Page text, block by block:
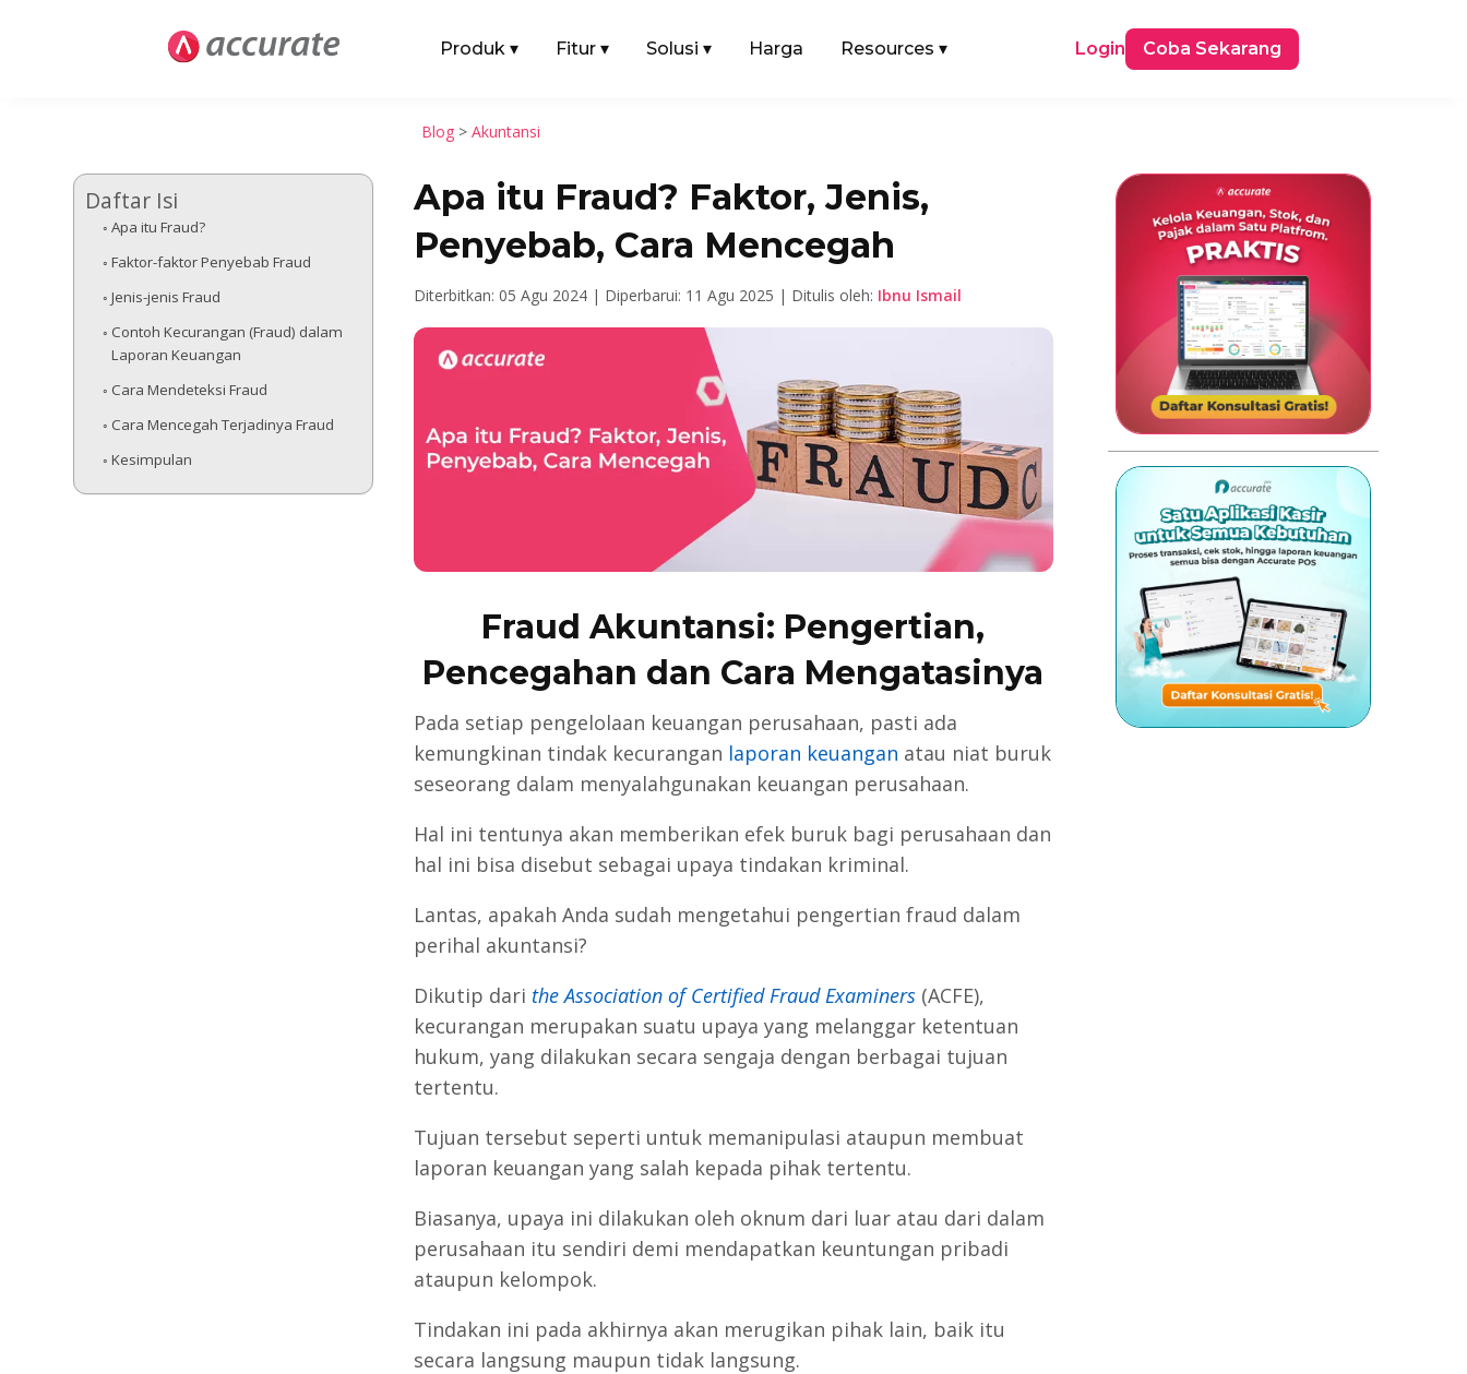
Produk ▾ Fitur ▾ Solusi ▾ Harga Resources ▾ Login Coba Sekarang
Blog >Akuntansi
Daftar Isi
Apa itu Fraud?
Faktor-faktor Penyebab Fraud
Jenis-jenis Fraud
Contoh Kecurangan (Fraud) dalam
Laporan Keuangan
Cara Mendeteksi Fraud
Cara Mencegah Terjadinya Fraud
Kesimpulan
Apa itu Fraud? Faktor, Jenis,
Penyebab, Cara Mencegah
Diterbitkan: 05 Agu 2024 | Diperbarui: 11 Agu 2025 | Ditulis oleh: Ibnu Ismail
Fraud Akuntansi: Pengertian,
Pencegahan dan Cara Mengatasinya
Pada setiap pengelolaan keuangan perusahaan, pasti ada
kemungkinan tindak kecurangan laporan keuangan atau niat buruk
seseorang dalam menyalahgunakan keuangan perusahaan.
Hal ini tentunya akan memberikan efek buruk bagi perusahaan dan
hal ini bisa disebut sebagai upaya tindakan kriminal.
Lantas, apakah Anda sudah mengetahui pengertian fraud dalam
perihal akuntansi?
Dikutip dari the Association of Certified Fraud Examiners(ACFE),
kecurangan merupakan suatu upaya yang melanggar ketentuan
hukum, yang dilakukan secara sengaja dengan berbagai tujuan
tertentu.
Tujuan tersebut seperti untuk memanipulasi ataupun membuat
laporan keuangan yang salah kepada pihak tertentu.
Biasanya, upaya ini dilakukan oleh oknum dari luar atau dari dalam
perusahaan itu sendiri demi mendapatkan keuntungan pribadi
ataupun kelompok.
Tindakan ini pada akhirnya akan merugikan pihak lain, baik itu
secara langsung maupun tidak langsung.